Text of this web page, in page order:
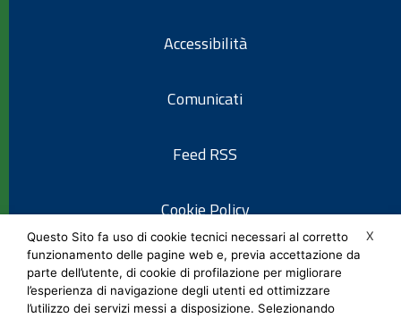
Accessibilità
Comunicati
Feed RSS
Cookie Policy
Informativa privacy
X
Questo Sito fa uso di cookie tecnici necessari al corretto
funzionamento delle pagine web e, previa accettazione da
parte dell’utente, di cookie di profilazione per migliorare
l’esperienza di navigazione degli utenti ed ottimizzare
l’utilizzo dei servizi messi a disposizione. Selezionando